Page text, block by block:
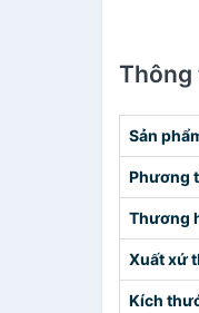
Thông
Sản
Phương
Thương
Xuất xứ
Kích